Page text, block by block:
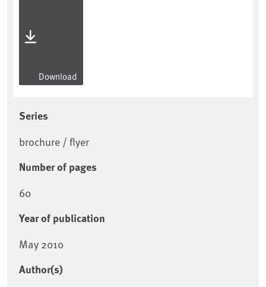
Download
Series
brochure / flyer
Number of pages
60
Year of publication
May 2010
Author(s)